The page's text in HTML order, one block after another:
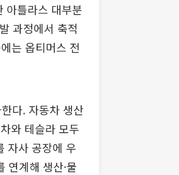
아틀라스 대부분
과정에서 축적
는 옵티머스 전
다. 자동차 생산
와 테슬라 모두
자사 공장에 우
연계해 생산·물